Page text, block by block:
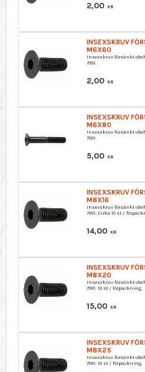
2,00 KR
INSEXSKRUV
M6X60
Insexskruv försänkt
7991.
2,00 KR
INSEXSKRUV
M6X80
Insexskruv försänkt
7991.
5,00 KR
INSEXSKRUV
M8X16
Insexskruv försänkt
7991. Cirka 10 st /
14,00 KR
INSEXSKRUV
M8X20
Insexskruv försänkt
7991. 10 st / förpackning.
15,00 KR
INSEXSKRUV
M8X25
Insexskruv försänkt
7991. 10 st / förpackning.